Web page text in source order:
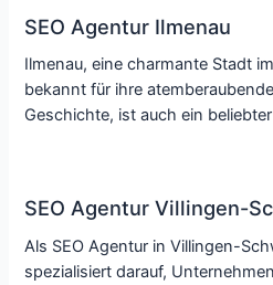
SEO Agentur Ilmenau
Ilmenau, eine charmante Stadt
bekannt für ihre
Geschichte, ist auch ein
SEO Agentur Villingen-
Als SEO Agentur in Villingen-
spezialisiert darauf,